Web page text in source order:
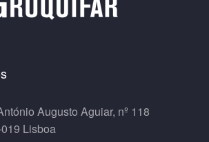
Augusto Aguiar, nº 118
Lisboa